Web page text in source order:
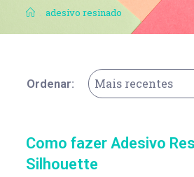
. adesivo resinado
Ordenar: Mais recentes
Como fazer Adesivo
Silhouette